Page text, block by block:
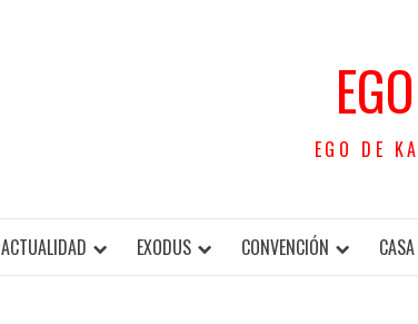
EGO DE
ACTUALIDAD EXODUS CONVENCIÓN